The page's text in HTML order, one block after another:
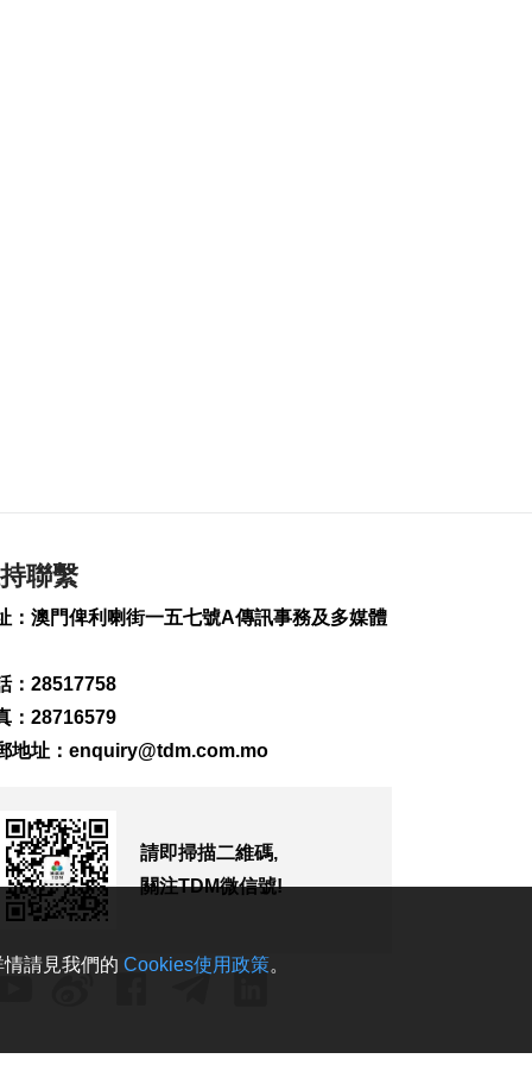
“白海豚”影響 澳門機
273
0
WTT橫濱冠軍賽 陳幸
237
0
2026-08-09 14:52
聯繫
：澳門俾利喇街一五七號A傳訊事務及多媒體
：28517758
：28716579
地址： enquiry@tdm.com.mo
請即掃描二維碼,
關注TDM微信號!
請見我們的 Cookies使用政策。